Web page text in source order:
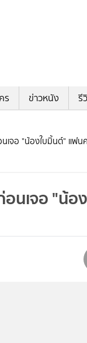
ร ข่าวหนัง รี
นเจอ "น้องใบมิ้นต์" แฟ
อนเจอ "น้อ